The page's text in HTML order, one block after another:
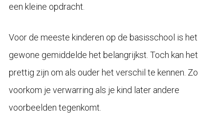
een kleine opdracht.
Voor de meeste kinderen op de basisschool is het
gewone gemiddelde het belangrijkst. Toch kan het
prettig zijn om als ouder het verschil te kennen. Zo
voorkom je verwarring als je kind later andere
voorbeelden tegenkomt.